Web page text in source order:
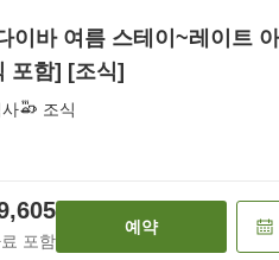
이바 여름 스테이~레이트 아
포함] [조식]
조식
포함
예약